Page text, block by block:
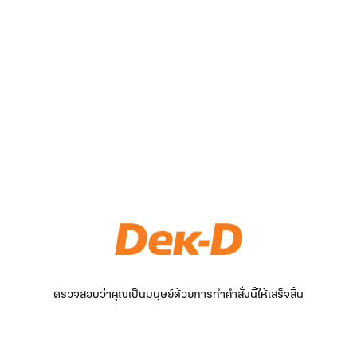
ตรวจสอบว่าคุณเป็นมนุษย์ด้วยการทำคำสั่งนี้ให้เสร็จสิ้น